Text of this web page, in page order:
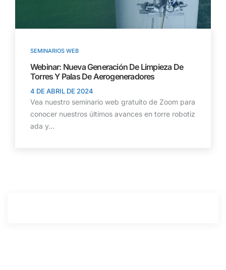
SEMINARIOS WEB
Webinar: Nueva Generación De Limpieza De
Torres Y Palas De Aerogeneradores
4 DE ABRIL DE 2024
Vea nuestro seminario web gratuito de Zoom para
conocer nuestros últimos avances en torre robotiz
ada y...